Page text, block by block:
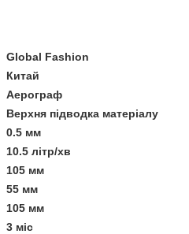
Global Fashion
Китай
Аерограф
Верхня підводка матеріалу
0.5 мм
10.5 літр/хв
105 мм
55 мм
105 мм
3 міс